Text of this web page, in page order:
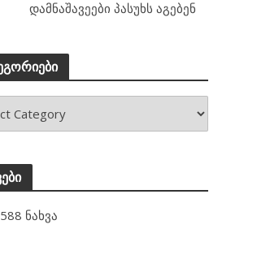
დამნაშავეები პასუხს აგებენ
ნახვა